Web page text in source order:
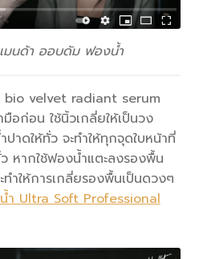
มนด้า ออบดัม ฟองน้ำ
bio velvet radiant serum
ก่อน ใช้นิ้วเกลี่ยให้เป็นวง
าดให้ทั่ว จะทำให้ทุกจุดใบหน้าที่
หากใช้ฟองน้ำแตะลงรองพื้น
ำให้การเกลี่ยรองพื้นเป็นดวงๆ
ำ Ultra Soft Professional